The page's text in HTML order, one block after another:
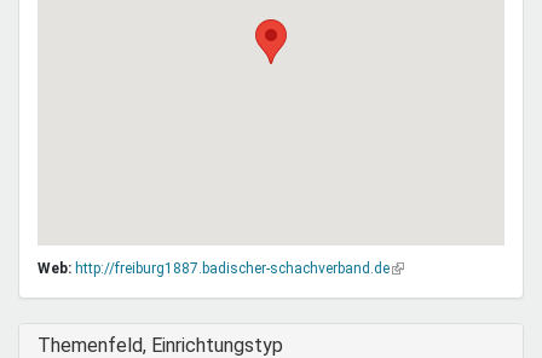
Web: http://freiburg1887.badischer-schachverband.de(Link
Ausblenden
Themenfeld, Einrichtungstyp